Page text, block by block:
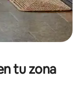
tu zona